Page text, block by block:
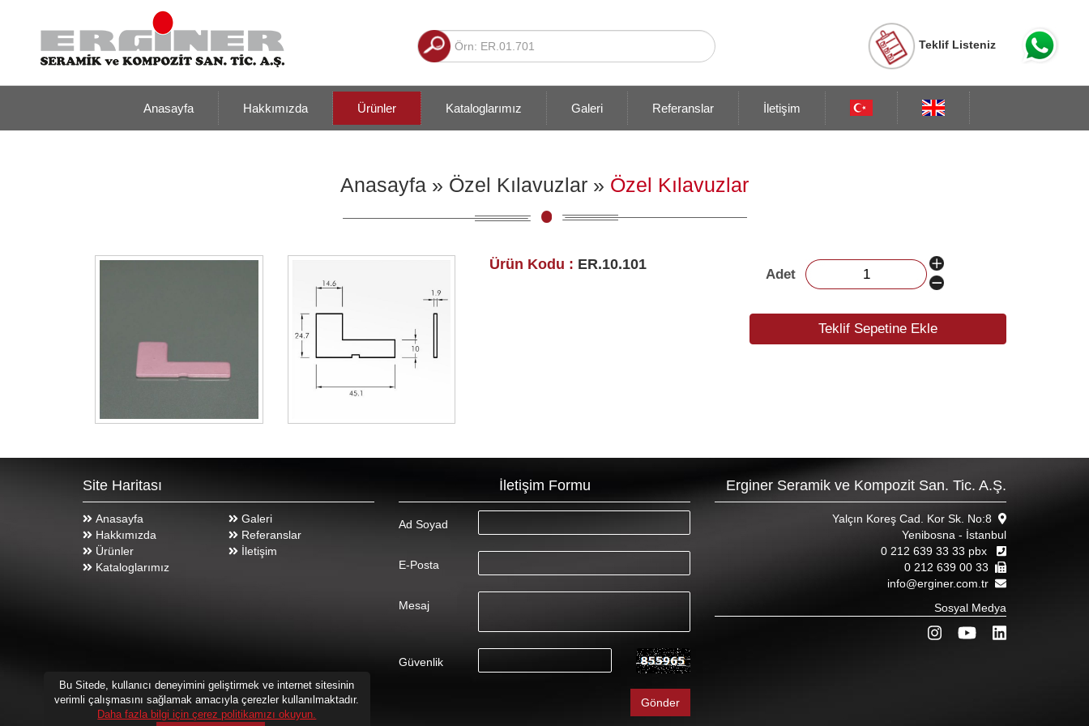
Teklif Listeniz
Anasayfa Hakkımızda Ürünler Kataloglarımız Galeri Referanslar İletişim
Anasayfa » Özel Kılavuzlar » Özel Kılavuzlar
Ürün Kodu : ER.10.101
Adet
Teklif Sepetine Ekle
Site Haritası
Anasayfa
Hakkımızda
Ürünler
Kataloglarımız
Galeri
Referanslar
İletişim
İletişim Formu
Ad Soyad
E-Posta
Mesaj
Güvenlik
Erginer Seramik ve Kompozit San. Tic. A.Ş.
Yalçın Koreş Cad. Kor Sk. No:8
Yenibosna - İstanbul
0 212 639 33 33 pbx
0 212 639 00 33
info@erginer.com.tr
Sosyal Medya
Bu Sitede, kullanıcı deneyimini geliştirmek ve internet sitesinin
verimli çalışmasını sağlamak amacıyla çerezler kullanılmaktadır.
Daha fazla bilgi için çerez politikamızı okuyun.